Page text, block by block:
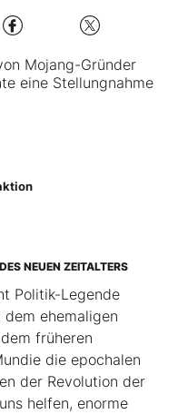
Mojang-Gründer
eine Stellungnahme
NEUEN ZEITALTERS
Politik-Legende
ehemaligen
früheren
die epochalen
der Revolution der
helfen, enorme